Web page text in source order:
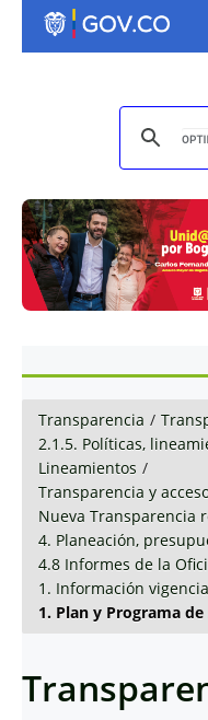
Transparencia /
2.1.5. Políticas,
Lineamientos /
Transparencia y
Nueva Transparencia
4. Planeación,
4.8 Informes de la
1. Información
1. Plan y Programa